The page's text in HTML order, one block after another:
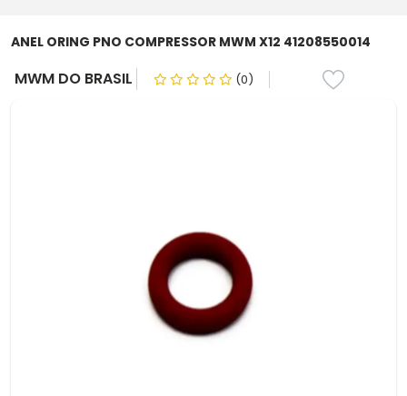
ANEL ORING PNO COMPRESSOR MWM X12 41208550014
MWM DO BRASIL (0)